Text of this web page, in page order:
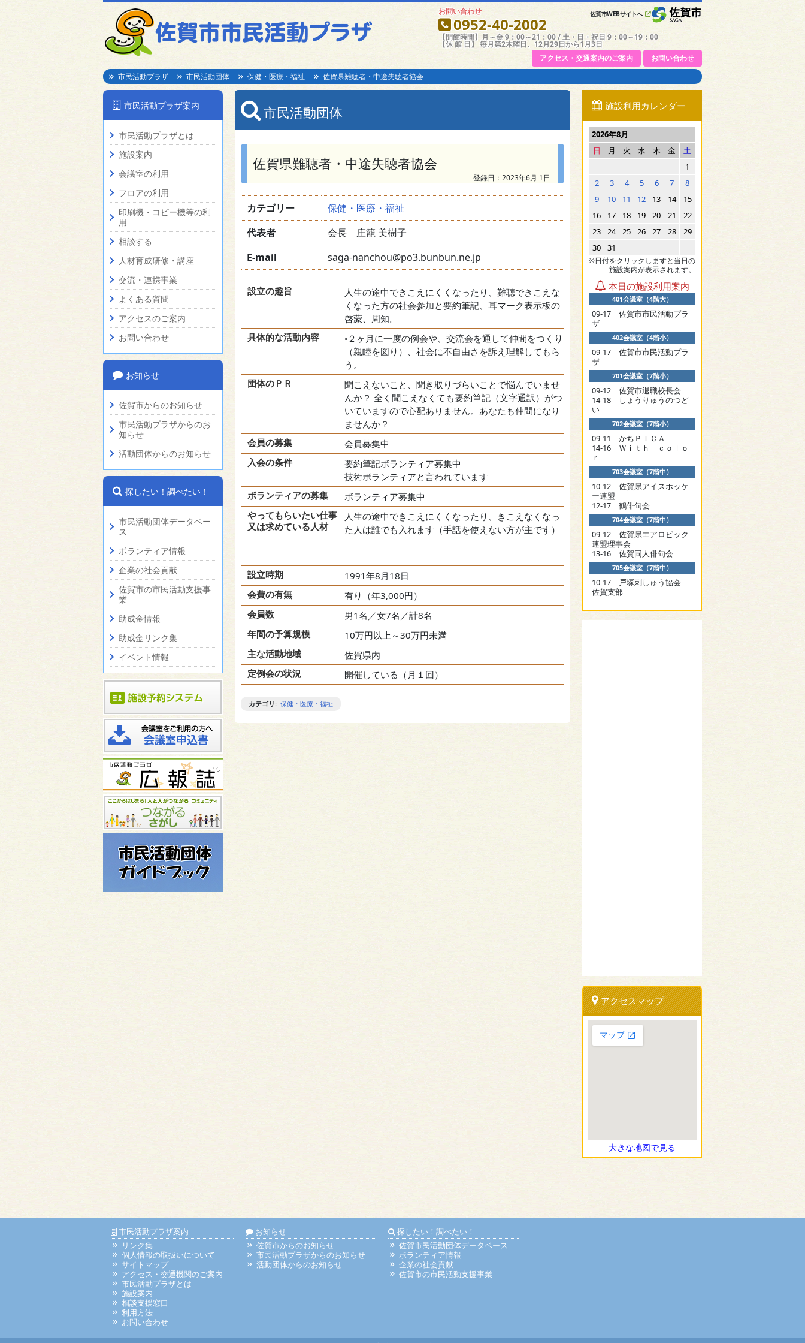
お問い合わせ
0952-40-2002
【開館時間】月～金 9：00～21：00 / 土・日・祝日 9：00～19：00
【休 館 日】 毎月第2木曜日、12月29日から1月3日
佐賀市WEBサイトへ
アクセス・交通案内のご案内
お問い合わせ
市民活動プラザ
市民活動団体 保健・医療・福祉 佐賀県難聴者・中途失聴者協会
市民活動プラザ案内
市民活動プラザとは
施設案内
会議室の利用
フロアの利用
印刷機・コピー機等の利
用
相談する
人材育成研修・講座
交流・連携事業
よくある質問
アクセスのご案内
お問い合わせ
お知らせ
佐賀市からのお知らせ
市民活動プラザからのお
知らせ
活動団体からのお知らせ
探したい！調べたい！
市民活動団体データベー
ス
ボランティア情報
企業の社会貢献
佐賀市の市民活動支援事
業
助成金情報
助成金リンク集
イベント情報
市民活動団体
佐賀県難聴者・中途失聴者協会
登録日：2023年6月 1日
カテゴリー
保健・医療・福祉
代表者
会長 庄籠 美樹子
E-mail
saga-nanchou@po3.bunbun.ne.jp
設立の趣旨
人生の途中できこえにくくなったり、難聴できこえな
くなった方の社会参加と要約筆記、耳マーク表示板の
啓蒙、周知。
具体的な活動内容
◦２ヶ月に一度の例会や、交流会を通して仲間をつくり
（親睦を図り）、社会に不自由さを訴え理解してもら
う。
団体のＰＲ
聞こえないこと、聞き取りづらいことで悩んでいませ
んか？ 全く聞こえなくても要約筆記（文字通訳）がつ
いていますので心配ありません。あなたも仲間になり
ませんか？
会員の募集
会員募集中
入会の条件
要約筆記ボランティア募集中
技術ボランティアと言われています
ボランティアの募集
ボランティア募集中
やってもらいたい仕事
又は求めている人材
人生の途中できこえにくくなったり、きこえなくなっ
た人は誰でも入れます（手話を使えない方が主です）
設立時期
1991年8月18日
会費の有無
有り（年3,000円）
会員数
男1名／女7名／計8名
年間の予算規模
10万円以上～30万円未満
主な活動地域
佐賀県内
定例会の状況
開催している（月１回）
カテゴリ: 保健・医療・福祉
施設利用カレンダー
2026年8月
日
月 火 水 木 金
土
1
2
3 4 5 6 7
8
9
10 11 12 13 14
15
16
17 18 19 20 21
22
23
24 25 26 27 28
29
30
31
※日付をクリックしますと当日の
施設案内が表示されます。
本日の施設利用案内
401会議室（4階大）
09-17 佐賀市市民活動プラ
ザ
402会議室（4階小）
09-17 佐賀市市民活動プラ
ザ
701会議室（7階小）
09-12 佐賀市退職校長会
14-18 しょうりゅうのつど
い
702会議室（7階小）
09-11 かちＰＩＣＡ
14-16 Ｗｉｔｈ ｃｏｌｏ
ｒ
703会議室（7階中）
10-12 佐賀県アイスホッケ
ー連盟
12-17 鶴俳句会
704会議室（7階中）
09-12 佐賀県エアロビック
連盟理事会
13-16 佐賀同人俳句会
705会議室（7階中）
10-17 戸塚刺しゅう協会
佐賀支部
アクセスマップ
大きな地図で見る
市民活動プラザ案内
リンク集
個人情報の取扱いについて
サイトマップ
アクセス・交通機関のご案内
市民活動プラザとは
施設案内
相談支援窓口
利用方法
お問い合わせ
お知らせ
佐賀市からのお知らせ
市民活動プラザからのお知らせ
活動団体からのお知らせ
探したい！調べたい！
佐賀市民活動団体データベース
ボランティア情報
企業の社会貢献
佐賀市の市民活動支援事業